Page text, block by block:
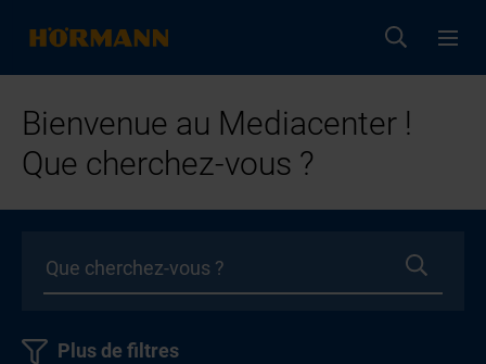
Bienvenue au Mediacenter !
Que cherchez-vous ?
Plus de filtres